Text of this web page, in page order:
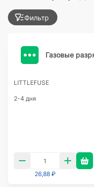
Фильтр
Газовые
LITTLEFUSE
2-4 дня
26,88 ₽